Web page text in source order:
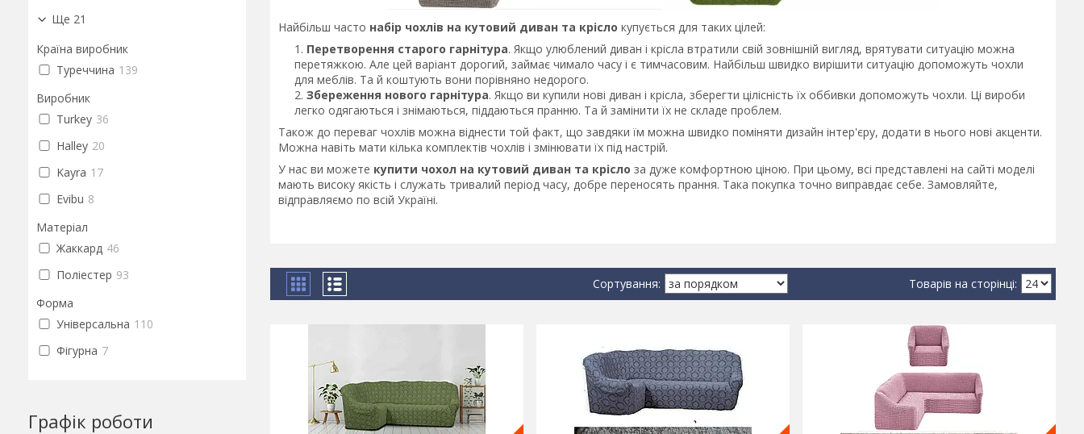
Найбільш часто набір чохлів на кутовий диван та крісло купується для таких цілей:
Перетворення старого гарнітура. Якщо улюблений диван і крісла втратили свій зовнішній вигляд, врятувати ситуацію можна
перетяжкою. Але цей варіант дорогий, займає чимало часу і є тимчасовим. Найбільш швидко вирішити ситуацію допоможуть чохли
для меблів. Та й коштують вони порівняно недорого.
Збереження нового гарнітура. Якщо ви купили нові диван і крісла, зберегти цілісність їх оббивки допоможуть чохли. Ці вироби
легко одягаються і знімаються, піддаються пранню. Та й замінити їх не складе проблем.
Також до переваг чохлів можна віднести той факт, що завдяки їм можна швидко поміняти дизайн інтер'єру, додати в нього нові акценти.
Можна навіть мати кілька комплектів чохлів і змінювати їх під настрій.
У нас ви можете купити чохол на кутовий диван та крісло за дуже комфортною ціною. При цьому, всі представлені на сайті моделі
мають високу якість і служать тривалий період часу, добре переносять прання. Така покупка точно виправдає себе. Замовляйте,
відправляємо по всій Україні.
Ще 21
Країна виробник
Туреччина 139
Виробник
Turkey 36
Halley 20
Kayra 17
Evibu 8
Матеріал
Жаккард 46
Поліестер 93
Форма
Універсальна 110
Фігурна 7
Графік роботи